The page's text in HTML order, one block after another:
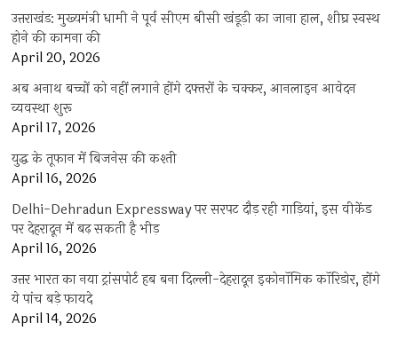
उत्तराखंड: मुख्यमंत्री धामी ने पूर्व सीएम बीसी खंडूड़ी का जाना हाल, शीघ्र स्वस्थ
होने की कामना की
April 20, 2026
अब अनाथ बच्चों को नहीं लगाने होंगे दफ्तरों के चक्कर, आनलाइन आवेदन
व्यवस्था शुरू
April 17, 2026
युद्ध के तूफान में बिजनेस की कश्ती
April 16, 2026
Delhi-Dehradun Expressway पर सरपट दौड़ रही गाड़ियां, इस वीकेंड
पर देहरादून में बढ़ सकती है भीड़
April 16, 2026
उत्तर भारत का नया ट्रांसपोर्ट हब बना दिल्ली-देहरादून इकोनॉमिक कॉरिडोर, होंगे
ये पांच बड़े फायदे
April 14, 2026